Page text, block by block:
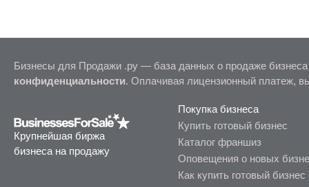
Бизнесы для Продажи .ру — база данных о продаже
конфиденциальности. Оплачивая лицензионный платеж,
Крупнейшая биржа
бизнеса на продажу
Покупка бизнеса
Купить готовый бизнес
Каталог франшиз
Оповещения о новых
Как купить готовый бизнес